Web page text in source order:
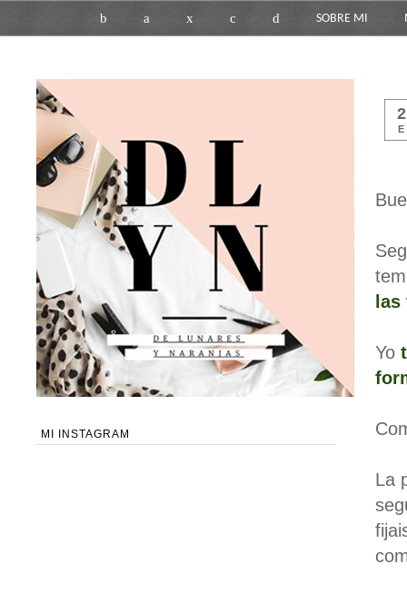
b a x c d SOBRE MI
Yo
La
MI INSTAGRAM